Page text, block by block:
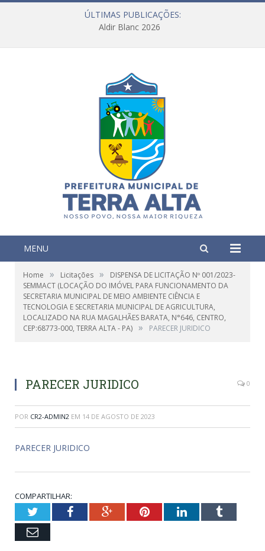
ÚLTIMAS PUBLICAÇÕES:
Aldir Blanc 2026
MENU
Home » Licitações »
DISPENSA DE LICITAÇÃO Nº 001/2023-
SEMMACT (LOCAÇÃO DO IMÓVEL PARA FUNCIONAMENTO DA
SECRETARIA MUNICIPAL DE MEIO AMBIENTE CIÊNCIA E
TECNOLOGIA E SECRETARIA MUNICIPAL DE AGRICULTURA,
LOCALIZADO NA RUA MAGALHÃES BARATA, N°646, CENTRO,
CEP:68773-000, TERRA ALTA - PA) » PARECER JURIDICO
PARECER JURIDICO 0
POR CR2-ADMIN2 EM 14 DE AGOSTO DE 2023
PARECER JURIDICO
COMPARTILHAR:
TwitterFacebookGoogle+PinterestLinkedInTumblr
Email